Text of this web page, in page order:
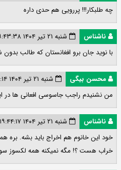
چه طلبکار!!! پررویی هم حدی داره
ناشناس
شنبه ۲۱ تیر ۱۴۰۴ ۱۹:۴۳:۳۸
با نوید جان برو افغانستان که طالب
محسن بیگی
شنبه ۲۱ تیر ۱۴۰۴ ۱۹:۴۴:۱۴
من نشنیدم راجب جاسوسی افعانی ها در
ناشناس
شنبه ۲۱ تیر ۱۴۰۴ ۱۹:۴۴:۱۷
خود این خانوم هم اخراج باید بشه. بره
خراب هست ؟! مگه نمیکنه همه لکسوز